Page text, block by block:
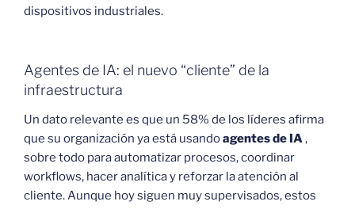
dispositivos industriales.
Agentes de IA: el nuevo “cliente” de la
infraestructura
Un dato relevante es que un 58% de los líderes afirma
que su organización ya está usandoagentes de IA,
sobre todo para automatizar procesos, coordinar
workflows, hacer analítica y reforzar la atención al
cliente. Aunque hoy siguen muy supervisados, estos